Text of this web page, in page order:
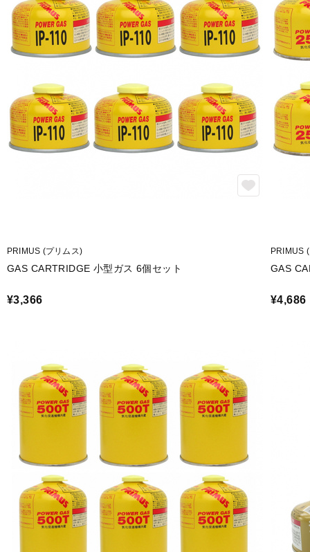
PRIMUS (プリムス)
GAS CARTRIDGE 小型ガス 6個セット
¥3,366
PRIMUS
GAS
¥4,686